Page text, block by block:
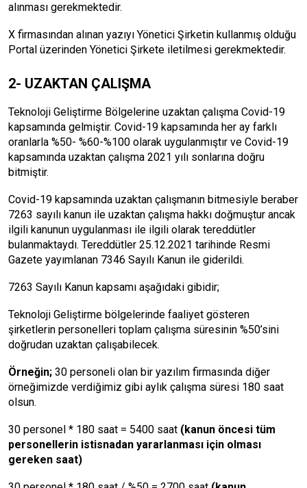
alınması gerekmektedir.
X firmasından alınan yazıyı Yönetici Şirketin kullanmış olduğu
Portal üzerinden Yönetici Şirkete iletilmesi gerekmektedir.
2- UZAKTAN ÇALIŞMA
Teknoloji Geliştirme Bölgelerine uzaktan çalışma Covid-19
kapsamında gelmiştir. Covid-19 kapsamında her ay farklı
oranlarla %50- %60-%100 olarak uygulanmıştır ve Covid-19
kapsamında uzaktan çalışma 2021 yılı sonlarına doğru
bitmiştir.
Covid-19 kapsamında uzaktan çalışmanın bitmesiyle beraber
7263 sayılı kanun ile uzaktan çalışma hakkı doğmuştur ancak
ilgili kanunun uygulanması ile ilgili olarak tereddütler
bulanmaktaydı. Tereddütler 25.12.2021 tarihinde Resmi
Gazete yayımlanan 7346 Sayılı Kanun ile giderildi.
7263 Sayılı Kanun kapsamı aşağıdaki gibidir;
Teknoloji Geliştirme bölgelerinde faaliyet gösteren
şirketlerin personelleri toplam çalışma süresinin %50’sini
doğrudan uzaktan çalışabilecek.
Örneğin; 30 personeli olan bir yazılım firmasında diğer
örneğimizde verdiğimiz gibi aylık çalışma süresi 180 saat
olsun.
30 personel * 180 saat = 5400 saat (kanun öncesi tüm
personellerin istisnadan yararlanması için olması
gereken saat)